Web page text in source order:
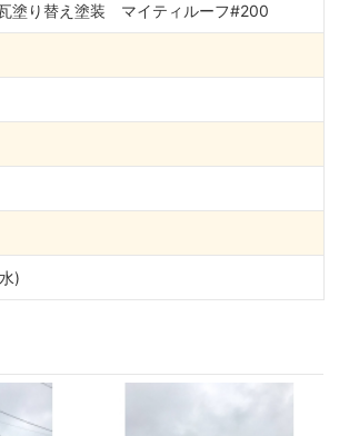
塗り替え塗装 マイティルーフ#200
)